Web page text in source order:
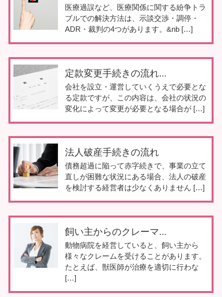
医療過誤など、医療関係に関する紛争トラ
ブルでの解決方法は、示談交渉・調停・
ADR・裁判の4つがあります。&nb […]
定款変更手続きの流れ...
会社を設立・運営していくうえで必要とな
る定款ですが、この内容は、会社の状況の
変化によって変更が必要となる場合が […]
法人破産手続きの流れ
債務超過に陥って赤字続きで、事業の立て
直しが困難な状況にある場合、法人の破産
を検討する経営者は少なくありません […]
飼い主からのクレーマ...
動物病院を経営していると、飼い主から
様々なクレームを受けることがあります。
たとえば、獣医師が治療を適切に行わな
[…]